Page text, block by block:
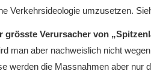
Verkehrsideologie umzusetzen.
grösste Verursacher von
man aber nachweislich nicht
werden die Massnahmen aber nur